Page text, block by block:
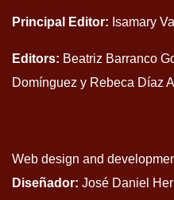
Principal Editor: Isamary
Editors: Beatriz Barranco
Domínguez y Rebeca Díaz
Web design and
Diseñador: José Daniel